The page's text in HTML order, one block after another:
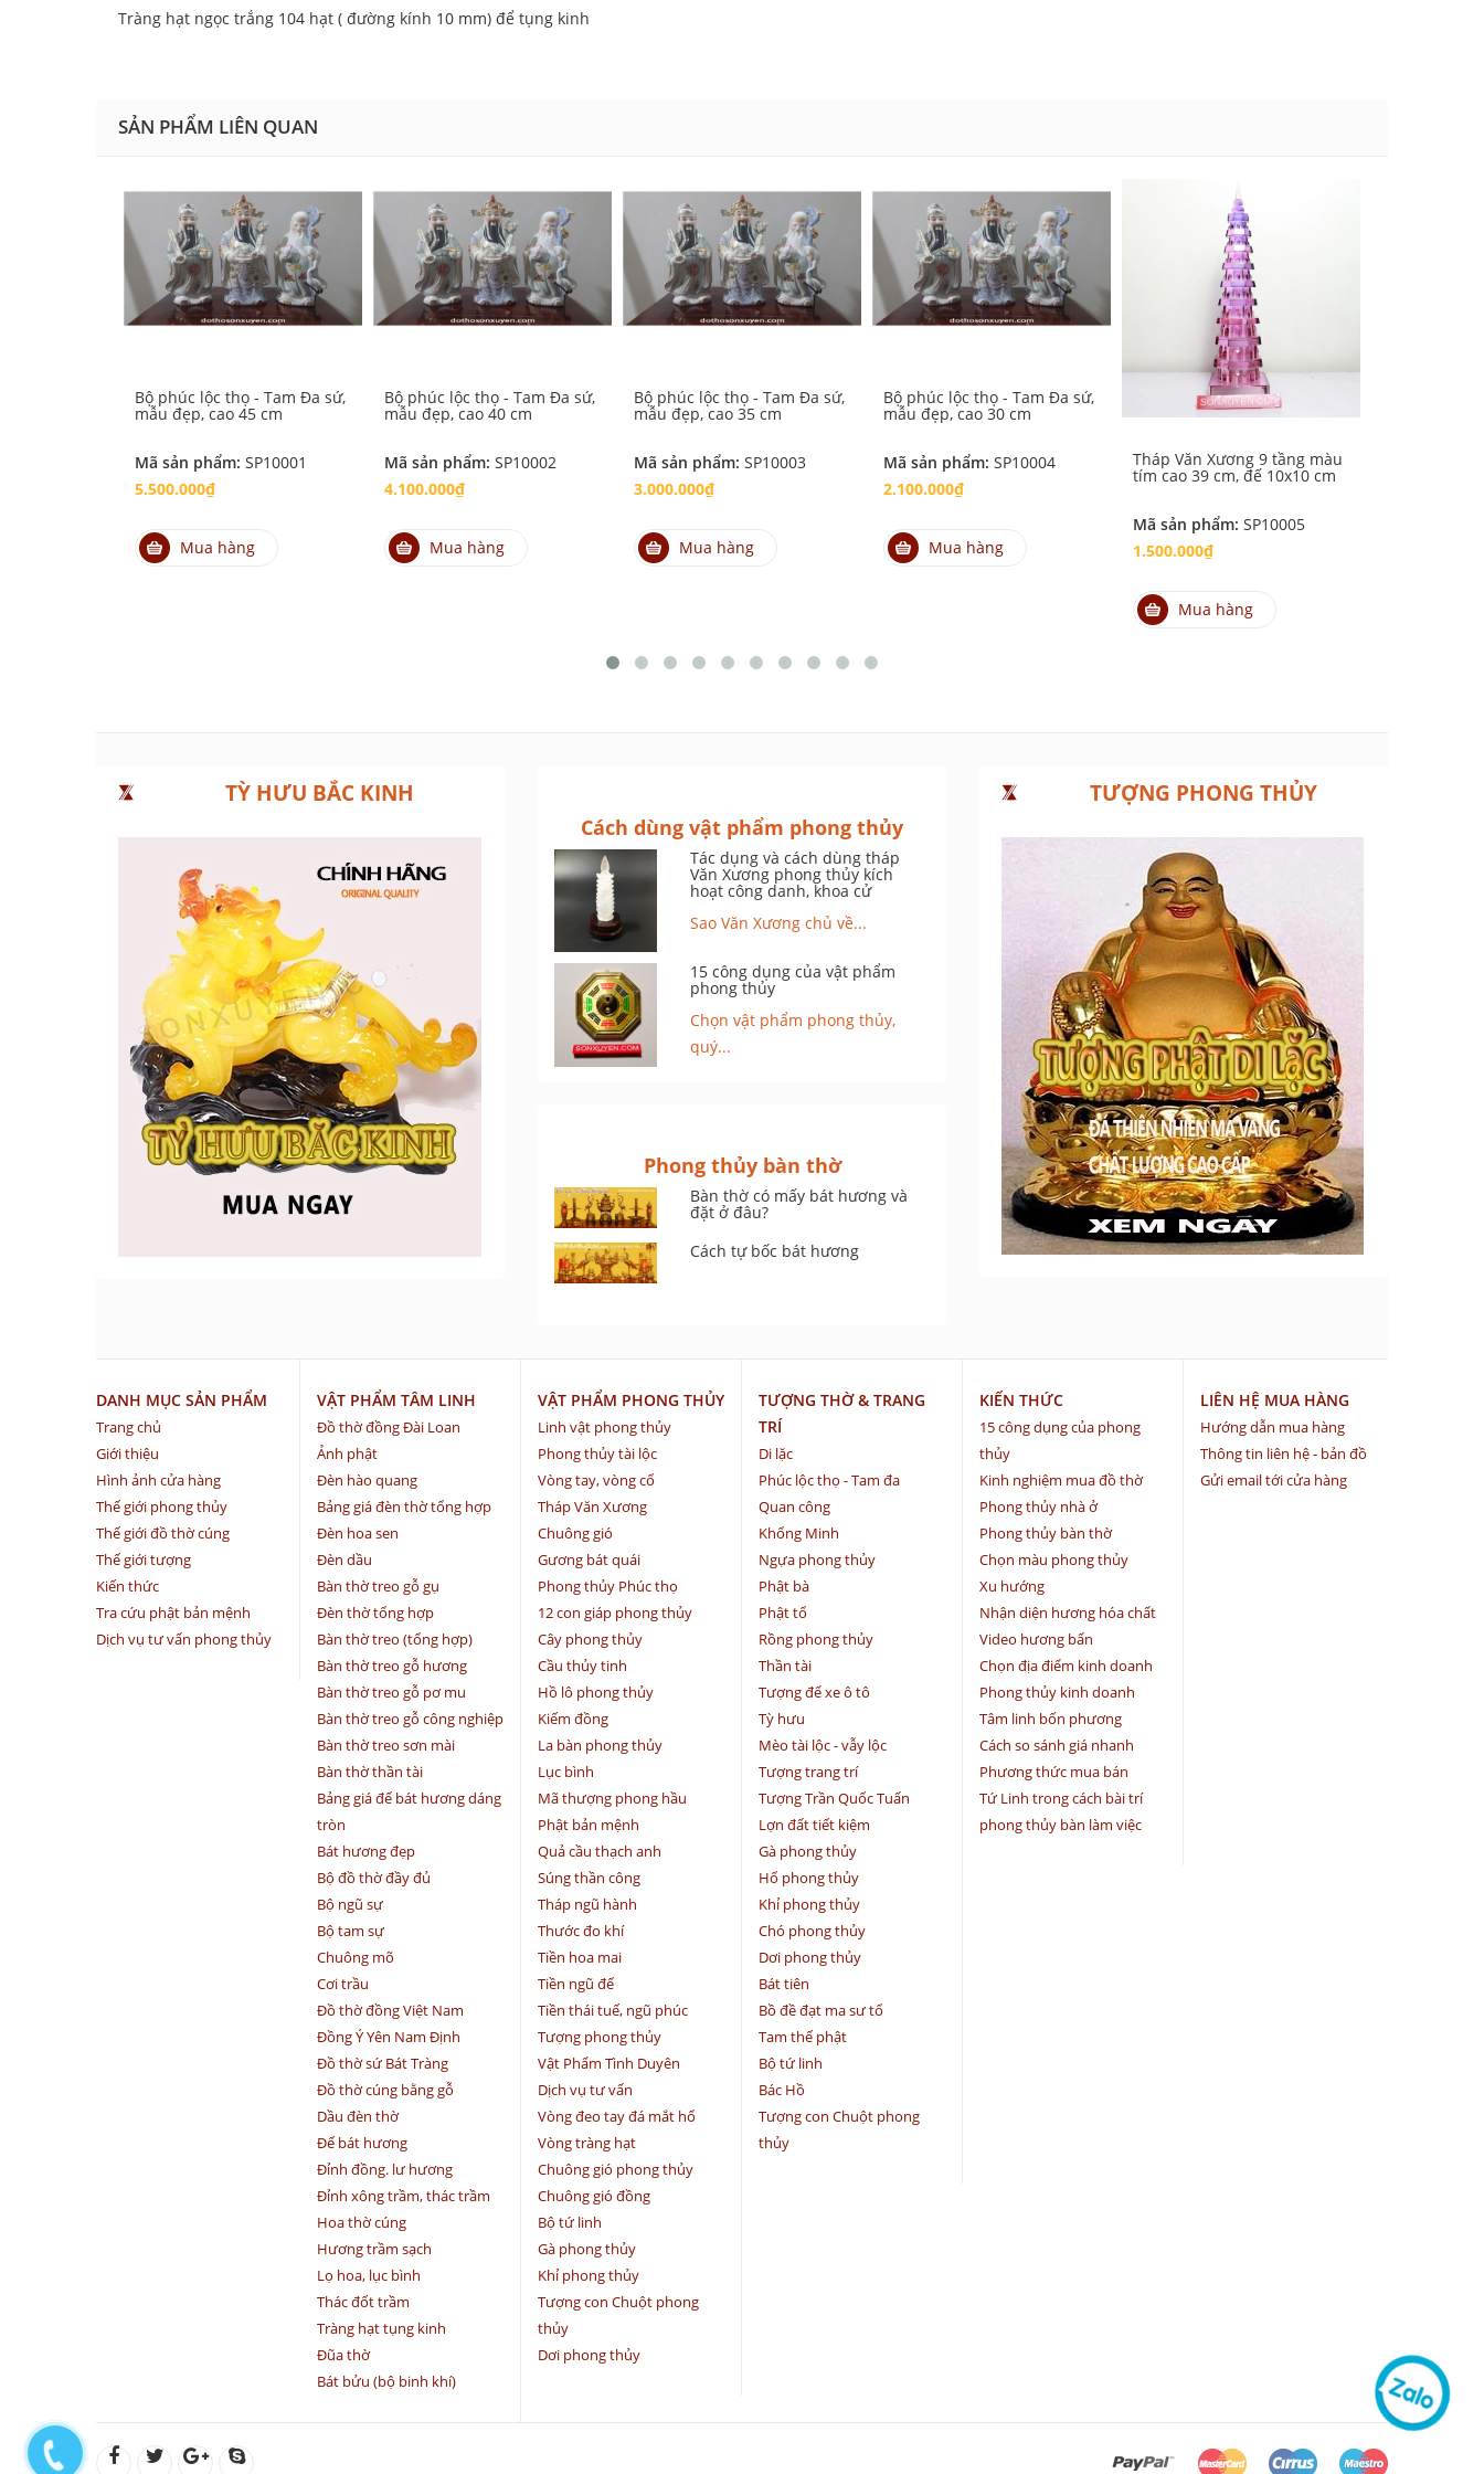
Tràng hạt ngọc trắng 104 hạt ( đường kính 10 mm) để tụng kinh
SẢN PHẨM LIÊN QUAN
Bộ phúc lộc thọ - Tam Đa sứ,
mẫu đẹp, cao 45 cm
Mã sản phẩm: SP10001
5.500.000₫
Mua hàng
Bộ phúc lộc thọ - Tam Đa sứ,
mẫu đẹp, cao 40 cm
Mã sản phẩm: SP10002
4.100.000₫
Mua hàng
Bộ phúc lộc thọ - Tam Đa sứ,
mẫu đẹp, cao 35 cm
Mã sản phẩm: SP10003
3.000.000₫
Mua hàng
Bộ phúc lộc thọ - Tam Đa sứ,
mẫu đẹp, cao 30 cm
Mã sản phẩm: SP10004
2.100.000₫
Mua hàng
Tháp Văn Xương 9 tầng màu
tím cao 39 cm, đế 10x10 cm
Mã sản phẩm: SP10005
1.500.000₫
Mua hàng
TỲ HƯU BẮC KINH
Cách dùng vật phẩm phong thủy
Tác dụng và cách dùng tháp
Văn Xương phong thủy kích
hoạt công danh, khoa cử
Sao Văn Xương chủ về...
15 công dụng của vật phẩm
phong thủy
Chọn vật phẩm phong thủy,
quý...
Phong thủy bàn thờ
Bàn thờ có mấy bát hương và
đặt ở đâu?
Cách tự bốc bát hương
TƯỢNG PHONG THỦY
DANH MỤC SẢN PHẨM
Trang chủ
Giới thiệu
Hình ảnh cửa hàng
Thế giới phong thủy
Thế giới đồ thờ cúng
Thế giới tượng
Kiến thức
Tra cứu phật bản mệnh
Dịch vụ tư vấn phong thủy
VẬT PHẨM TÂM LINH
Đồ thờ đồng Đài Loan
Ảnh phật
Đèn hào quang
Bảng giá đèn thờ tổng hợp
Đèn hoa sen
Đèn dầu
Bàn thờ treo gỗ gụ
Đèn thờ tổng hợp
Bàn thờ treo (tổng hợp)
Bàn thờ treo gỗ hương
Bàn thờ treo gỗ pơ mu
Bàn thờ treo gỗ công nghiệp
Bàn thờ treo sơn mài
Bàn thờ thần tài
Bảng giá đế bát hương dáng
tròn
Bát hương đẹp
Bộ đồ thờ đầy đủ
Bộ ngũ sự
Bộ tam sự
Chuông mõ
Cơi trầu
Đồ thờ đồng Việt Nam
Đồng Ý Yên Nam Định
Đồ thờ sứ Bát Tràng
Đồ thờ cúng bằng gỗ
Dầu đèn thờ
Đế bát hương
Đỉnh đồng. lư hương
Đỉnh xông trầm, thác trầm
Hoa thờ cúng
Hương trầm sạch
Lọ hoa, lục bình
Thác đốt trầm
Tràng hạt tụng kinh
Đũa thờ
Bát bửu (bộ binh khí)
VẬT PHẨM PHONG THỦY
Linh vật phong thủy
Phong thủy tài lộc
Vòng tay, vòng cổ
Tháp Văn Xương
Chuông gió
Gương bát quái
Phong thủy Phúc thọ
12 con giáp phong thủy
Cây phong thủy
Cầu thủy tinh
Hồ lô phong thủy
Kiếm đồng
La bàn phong thủy
Lục bình
Mã thượng phong hầu
Phật bản mệnh
Quả cầu thạch anh
Súng thần công
Tháp ngũ hành
Thước đo khí
Tiền hoa mai
Tiền ngũ đế
Tiền thái tuế, ngũ phúc
Tượng phong thủy
Vật Phẩm Tình Duyên
Dịch vụ tư vấn
Vòng đeo tay đá mắt hổ
Vòng tràng hạt
Chuông gió phong thủy
Chuông gió đồng
Bộ tứ linh
Gà phong thủy
Khỉ phong thủy
Tượng con Chuột phong
thủy
Dơi phong thủy
TƯỢNG THỜ & TRANG
TRÍ
Di lặc
Phúc lộc thọ - Tam đa
Quan công
Khổng Minh
Ngựa phong thủy
Phật bà
Phật tổ
Rồng phong thủy
Thần tài
Tượng để xe ô tô
Tỳ hưu
Mèo tài lộc - vẫy lộc
Tượng trang trí
Tượng Trần Quốc Tuấn
Lợn đất tiết kiệm
Gà phong thủy
Hổ phong thủy
Khỉ phong thủy
Chó phong thủy
Dơi phong thủy
Bát tiên
Bồ đề đạt ma sư tổ
Tam thế phật
Bộ tứ linh
Bác Hồ
Tượng con Chuột phong
thủy
KIẾN THỨC
15 công dụng của phong
thủy
Kinh nghiệm mua đồ thờ
Phong thủy nhà ở
Phong thủy bàn thờ
Chọn màu phong thủy
Xu hướng
Nhận diện hương hóa chất
Video hương bẩn
Chọn địa điểm kinh doanh
Phong thủy kinh doanh
Tâm linh bốn phương
Cách so sánh giá nhanh
Phương thức mua bán
Tứ Linh trong cách bài trí
phong thủy bàn làm việc
LIÊN HỆ MUA HÀNG
Hướng dẫn mua hàng
Thông tin liên hệ - bản đồ
Gửi email tới cửa hàng